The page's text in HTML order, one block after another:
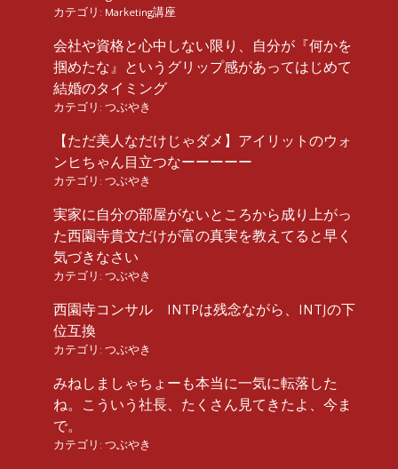
カテゴリ: Marketing講座
会社や資格と心中しない限り、自分が『何かを
掴めたな』というグリップ感があってはじめて
結婚のタイミング
カテゴリ: つぶやき
【ただ美人なだけじゃダメ】アイリットのウォ
ンヒちゃん目立つなーーーーー
カテゴリ: つぶやき
実家に自分の部屋がないところから成り上がっ
た西園寺貴文だけが富の真実を教えてると早く
気づきなさい
カテゴリ: つぶやき
西園寺コンサル INTPは残念ながら、INTJの下
位互換
カテゴリ: つぶやき
みねしましゃちょーも本当に一気に転落した
ね。こういう社長、たくさん見てきたよ、今ま
で。
カテゴリ: つぶやき